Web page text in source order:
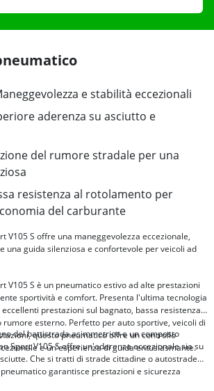
e stabilità eccezionali
aderenza su asciutto e
del rumore stradale per una
resistenza al rotolamento per
del carburante
V105 S offre una maneggevolezza eccezionale,
una guida silenziosa e confortevole per veicoli ad
V105 S è un pneumatico estivo ad alte prestazioni
sportività e comfort. Presenta l'ultima tecnologia
prestazioni sul bagnato, bassa resistenza
esterno. Perfetto per auto sportive, veicoli di
questo pneumatico offre un controllo
e un'esperienza di guida entusiasmante.
del battistrada asimmetrico e un composto
Sport V105 S offre un'aderenza eccezionale sia su
Che si tratti di strade cittadine o autostrade
garantisce prestazioni e sicurezza